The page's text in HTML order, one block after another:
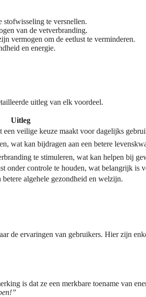
stofwisseling te versnellen.
van de vetverbranding.
vermogen om de eetlust te verminderen.
en energie.
uitleg van elk voordeel.
Uitleg
veilige keuze maakt voor dagelijks
wat kan bijdragen aan een betere
te stimuleren, wat kan helpen bij
onder controle te houden, wat belangrijk is
algehele gezondheid en welzijn.
de ervaringen van gebruikers. Hier zijn
is dat ze een merkbare toename van